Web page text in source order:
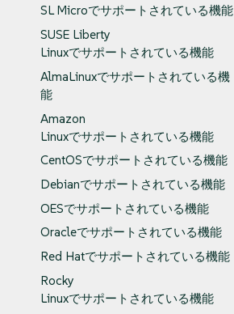
SL Microでサポートされている機能
SUSE Liberty
Linuxでサポートされている機能
AlmaLinuxでサポートされている機
能
Amazon
Linuxでサポートされている機能
CentOSでサポートされている機能
Debianでサポートされている機能
OESでサポートされている機能
Oracleでサポートされている機能
Red Hatでサポートされている機能
Rocky
Linuxでサポートされている機能